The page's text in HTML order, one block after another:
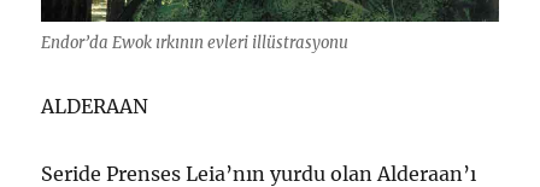
Endor’da Ewok ırkının evleri illüstrasyonu
ALDERAAN
Seride Prenses Leia’nın yurdu olan Alderaan’ı